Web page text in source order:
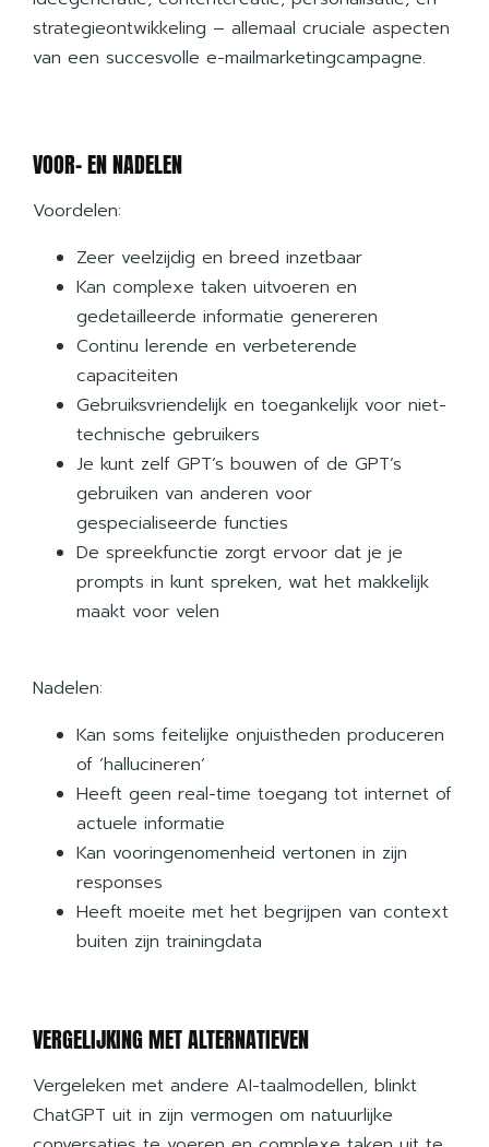
strategieontwikkeling – allemaal cruciale aspecten
van een succesvolle e-mailmarketingcampagne.
VOOR- EN NADELEN
Voordelen:
Zeer veelzijdig en breed inzetbaar
Kan complexe taken uitvoeren en
gedetailleerde informatie genereren
Continu lerende en verbeterende
capaciteiten
Gebruiksvriendelijk en toegankelijk voor niet-
technische gebruikers
Je kunt zelf GPT’s bouwen of de GPT’s
gebruiken van anderen voor
gespecialiseerde functies
De spreekfunctie zorgt ervoor dat je je
prompts in kunt spreken, wat het makkelijk
maakt voor velen
Nadelen:
Kan soms feitelijke onjuistheden produceren
of ‘hallucineren’
Heeft geen real-time toegang tot internet of
actuele informatie
Kan vooringenomenheid vertonen in zijn
responses
Heeft moeite met het begrijpen van context
buiten zijn trainingdata
VERGELIJKING MET ALTERNATIEVEN
Vergeleken met andere AI-taalmodellen, blinkt
ChatGPT uit in zijn vermogen om natuurlijke